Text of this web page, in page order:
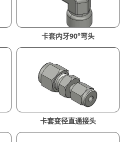
卡套内牙90°弯头
卡套变径直通接头